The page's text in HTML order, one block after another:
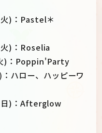
)：Pastel＊
)：Roselia
)：Poppin'Party
ハロー、ハッピーワ
日)：Afterglow